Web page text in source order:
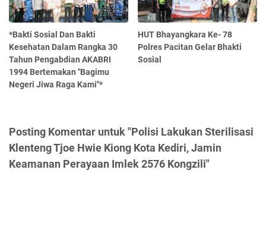
*Bakti Sosial Dan Bakti
Kesehatan Dalam Rangka 30
Tahun Pengabdian AKABRI
1994 Bertemakan "Bagimu
Negeri Jiwa Raga Kami"*
HUT Bhayangkara Ke- 78
Polres Pacitan Gelar Bhakti
Sosial
Posting Komentar untuk "Polisi Lakukan Sterilisasi
Klenteng Tjoe Hwie Kiong Kota Kediri, Jamin
Keamanan Perayaan Imlek 2576 Kongzili"